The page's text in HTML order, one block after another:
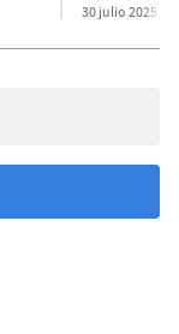
30 julio 2025